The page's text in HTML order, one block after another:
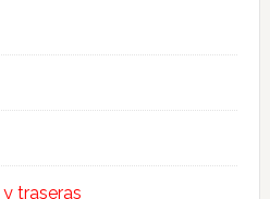
traseras